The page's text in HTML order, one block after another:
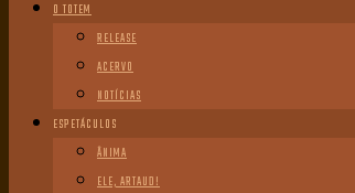
O TOTEM
RELEASE
ACERVO
NOTÍCIAS
ESPETÁCULOS
ÂNIMA
ELE, ARTAUD!